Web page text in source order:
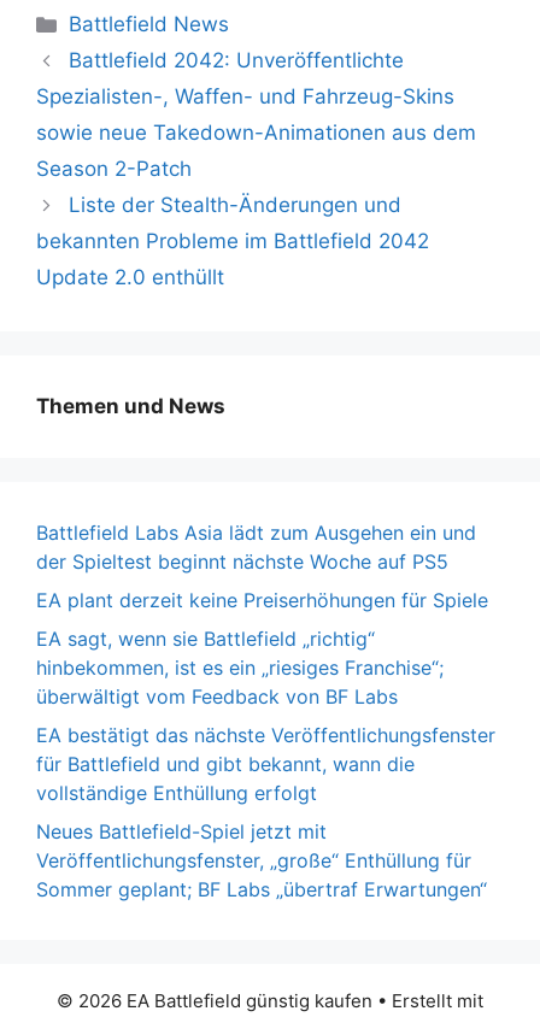
Kategorien
Battlefield News
Battlefield 2042: Unveröffentlichte
Spezialisten-, Waffen- und Fahrzeug-Skins
sowie neue Takedown-Animationen aus dem
Season 2-Patch
Liste der Stealth-Änderungen und
bekannten Probleme im Battlefield 2042
Update 2.0 enthüllt
Themen und News
Battlefield Labs Asia lädt zum Ausgehen ein und
der Spieltest beginnt nächste Woche auf PS5
EA plant derzeit keine Preiserhöhungen für Spiele
EA sagt, wenn sie Battlefield „richtig“
hinbekommen, ist es ein „riesiges Franchise“;
überwältigt vom Feedback von BF Labs
EA bestätigt das nächste Veröffentlichungsfenster
für Battlefield und gibt bekannt, wann die
vollständige Enthüllung erfolgt
Neues Battlefield-Spiel jetzt mit
Veröffentlichungsfenster, „große“ Enthüllung für
Sommer geplant; BF Labs „übertraf Erwartungen“
© 2026 EA Battlefield günstig kaufen • Erstellt mit